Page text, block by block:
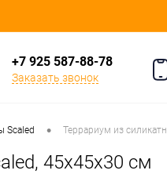
+7 925 587-88-78
Заказать звонок
Scaled • Террариум из
45х45х30 см